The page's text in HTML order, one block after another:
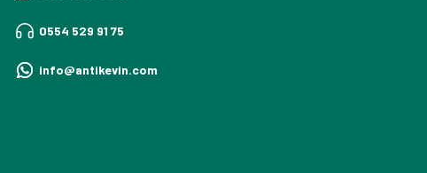
0554 529 91 75
info@antikevin.com